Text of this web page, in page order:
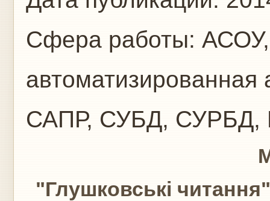
Сфера работы:
САПР, СУБД, СУРБД,
Матеріали IV
"Глушковські